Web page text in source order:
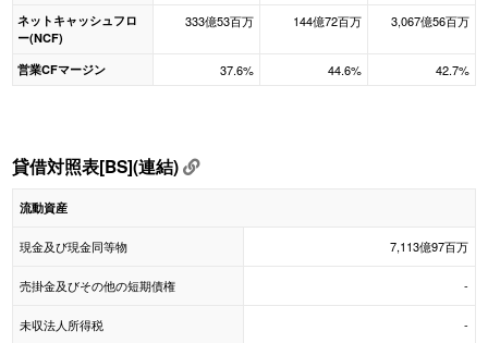
ネットキャッシュフロ
ー(NCF)
333億53百万 144億72百万 3,067億56百万
営業CFマージン 37.6% 44.6% 42.7%
貸借対照表[BS](連結)
流動資産
現金及び現金同等物 7,113億97百万
売掛金及びその他の短期債権 -
未収法人所得税 -